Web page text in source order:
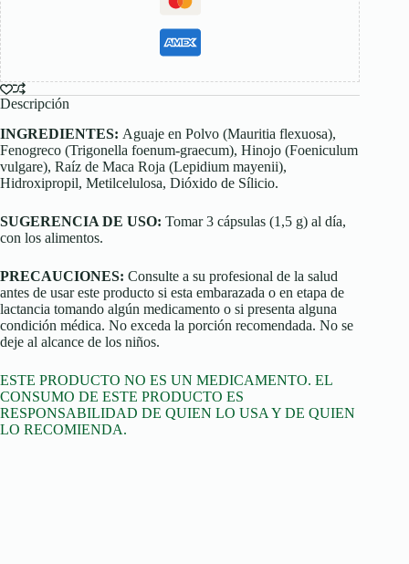
Descripción
INGREDIENTES: Aguaje en Polvo (Mauritia flexuosa),
Fenogreco (Trigonella foenum-graecum), Hinojo (Foeniculum
vulgare), Raíz de Maca Roja (Lepidium mayenii),
Hidroxipropil, Metilcelulosa, Dióxido de Sílicio.
SUGERENCIA DE USO: Tomar 3 cápsulas (1,5 g) al día,
con los alimentos.
PRECAUCIONES: Consulte a su profesional de la salud
antes de usar este producto si esta embarazada o en etapa de
lactancia tomando algún medicamento o si presenta alguna
condición médica. No exceda la porción recomendada. No se
deje al alcance de los niños.
ESTE PRODUCTO NO ES UN MEDICAMENTO. EL
CONSUMO DE ESTE PRODUCTO ES
RESPONSABILIDAD DE QUIEN LO USA Y DE QUIEN
LO RECOMIENDA.